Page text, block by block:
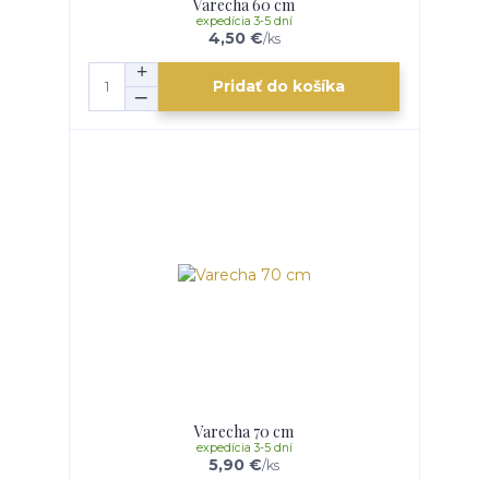
Varecha 60 cm
4,50 €/ks
expedícia 3-5 dní
Pridať do košíka
Varecha 70 cm
5,90 €/ks
expedícia 3-5 dní